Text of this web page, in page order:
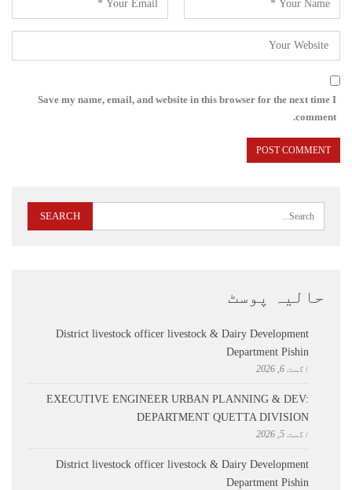
Save my name, email, and website in this browser for the next time I
comment.
حالیہ پوسٹ
District livestock officer livestock & Dairy Development
Department Pishin
اگست 6, 2026
EXECUTIVE ENGINEER URBAN PLANNING & DEV:
DEPARTMENT QUETTA DIVISION
اگست 5, 2026
District livestock officer livestock & Dairy Development
Department Pishin